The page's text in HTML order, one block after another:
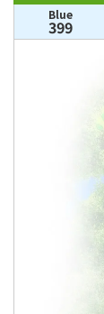
Blue
399